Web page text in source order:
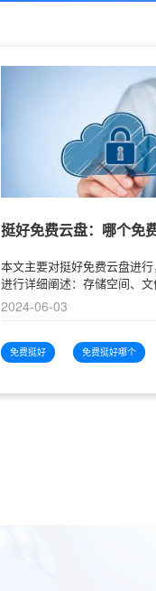
挺好免费云盘：哪个免
本文主要对挺好免费云盘进
进行详细阐述：存储空间、
2024-06-03
免费挺好 免费挺好哪个